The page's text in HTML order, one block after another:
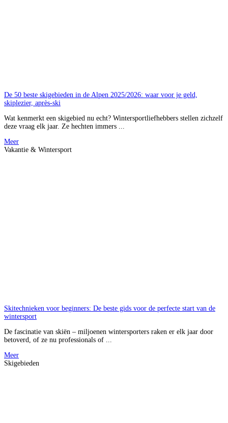
De 50 beste skigebieden in de Alpen 2025/2026: waar voor je geld,
skiplezier, après-ski
Wat kenmerkt een skigebied nu echt? Wintersportliefhebbers stellen zichzelf
deze vraag elk jaar. Ze hechten immers ...
Meer
Vakantie & Wintersport
Skitechnieken voor beginners: De beste gids voor de perfecte start van de
wintersport
De fascinatie van skiën – miljoenen wintersporters raken er elk jaar door
betoverd, of ze nu professionals of ...
Meer
Skigebieden